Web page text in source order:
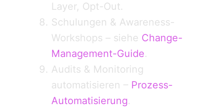
Layer, Opt-Out.
Schulungen & Awareness-
Workshops – siehe Change-
Management-Guide.
Audits & Monitoring
automatisieren – Prozess-
Automatisierung.